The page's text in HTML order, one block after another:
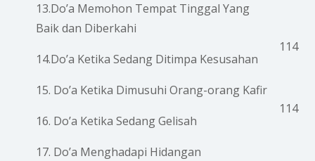
13.Do’a Memohon Tempat Tinggal Yang
Baik dan Diberkahi
14.Do’a Ketika Sedang Ditimpa Kesusahan
15. Do’a Ketika Dimusuhi Orang-orang Kafir
16. Do’a Ketika Sedang Gelisah
17. Do’a Menghadapi Hidangan
114
114